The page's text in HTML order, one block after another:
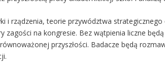
i rządzenia, teorie przywództwa
zagości na kongresie. Bez wątpienia liczne
przyszłości. Badacze będą